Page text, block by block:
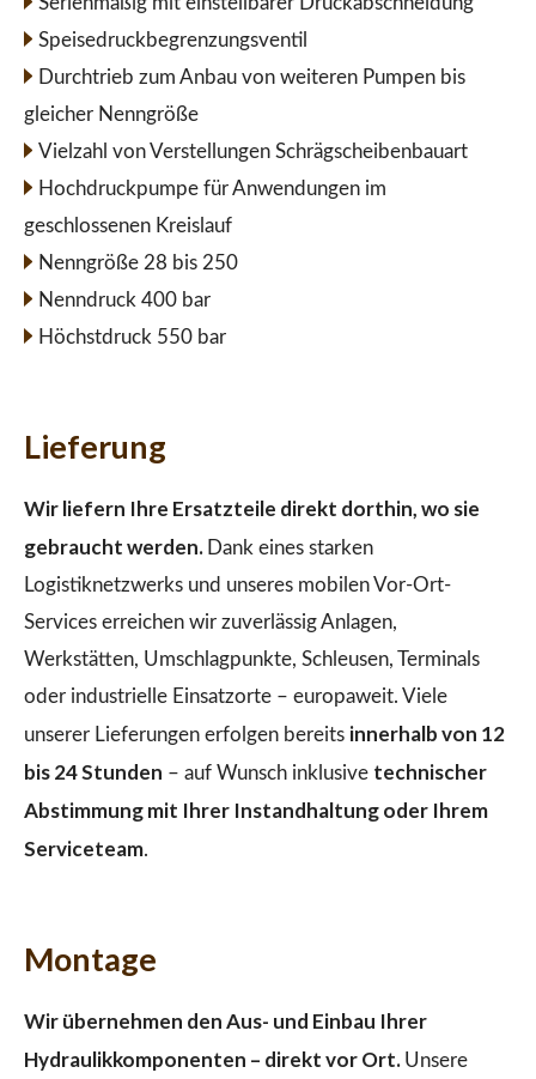
Speisedruckbegrenzungsventil
Durchtrieb zum Anbau von weiteren Pumpen bis
gleicher Nenngröße
Vielzahl von Verstellungen Schrägscheibenbauart
Hochdruckpumpe für Anwendungen im
geschlossenen Kreislauf
Nenngröße 28 bis 250
Nenndruck 400 bar
Höchstdruck 550 bar
Lieferung
Wir liefern Ihre Ersatzteile direkt dorthin, wo sie
gebraucht werden. Dank eines starken
Logistiknetzwerks und unseres mobilen Vor-Ort-
Services erreichen wir zuverlässig Anlagen,
Werkstätten, Umschlagpunkte, Schleusen, Terminals
oder industrielle Einsatzorte – europaweit. Viele
unserer Lieferungen erfolgen bereits innerhalb von 12
bis 24 Stunden – auf Wunsch inklusive technischer
Abstimmung mit Ihrer Instandhaltung oder Ihrem
Serviceteam.
Montage
Wir übernehmen den Aus- und Einbau Ihrer
Hydraulikkomponenten – direkt vor Ort. Unsere